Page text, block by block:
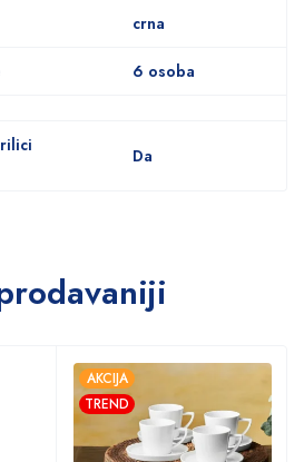
crna
6 osoba
Da
AKCIJA
TREND